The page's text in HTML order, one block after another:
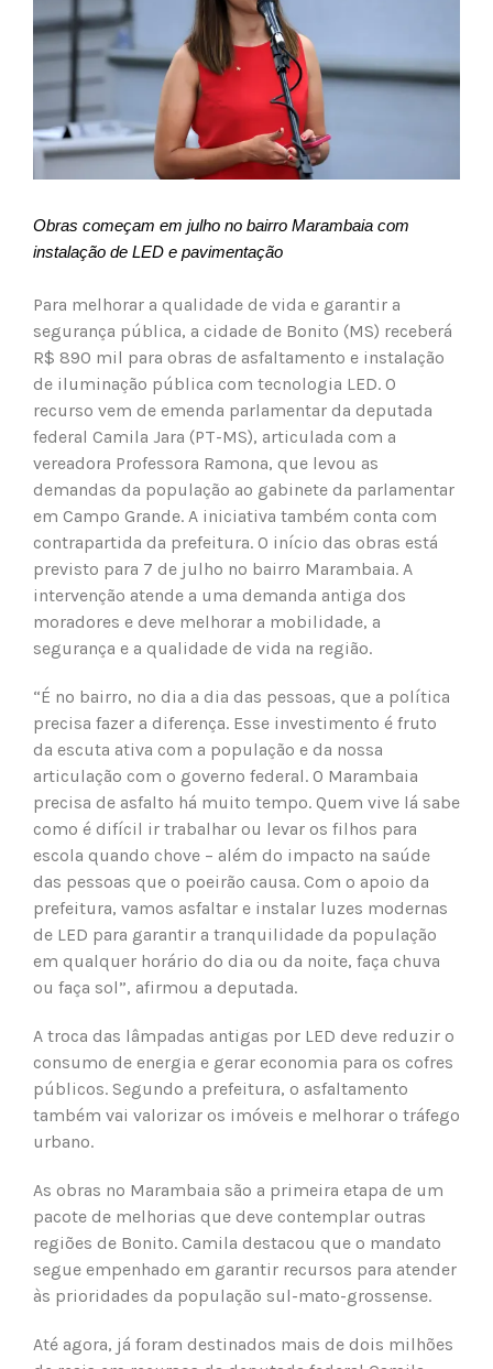
Obras começam em julho no bairro Marambaia com
instalação de LED e pavimentação
Para melhorar a qualidade de vida e garantir a
segurança pública, a cidade de Bonito (MS) receberá
R$ 890 mil para obras de asfaltamento e instalação
de iluminação pública com tecnologia LED. O
recurso vem de emenda parlamentar da deputada
federal Camila Jara (PT-MS), articulada com a
vereadora Professora Ramona, que levou as
demandas da população ao gabinete da parlamentar
em Campo Grande. A iniciativa também conta com
contrapartida da prefeitura. O início das obras está
previsto para 7 de julho no bairro Marambaia. A
intervenção atende a uma demanda antiga dos
moradores e deve melhorar a mobilidade, a
segurança e a qualidade de vida na região.
“É no bairro, no dia a dia das pessoas, que a política
precisa fazer a diferença. Esse investimento é fruto
da escuta ativa com a população e da nossa
articulação com o governo federal. O Marambaia
precisa de asfalto há muito tempo. Quem vive lá sabe
como é difícil ir trabalhar ou levar os filhos para
escola quando chove – além do impacto na saúde
das pessoas que o poeirão causa. Com o apoio da
prefeitura, vamos asfaltar e instalar luzes modernas
de LED para garantir a tranquilidade da população
em qualquer horário do dia ou da noite, faça chuva
ou faça sol”, afirmou a deputada.
A troca das lâmpadas antigas por LED deve reduzir o
consumo de energia e gerar economia para os cofres
públicos. Segundo a prefeitura, o asfaltamento
também vai valorizar os imóveis e melhorar o tráfego
urbano.
As obras no Marambaia são a primeira etapa de um
pacote de melhorias que deve contemplar outras
regiões de Bonito. Camila destacou que o mandato
segue empenhado em garantir recursos para atender
às prioridades da população sul-mato-grossense.
Até agora, já foram destinados mais de dois milhões